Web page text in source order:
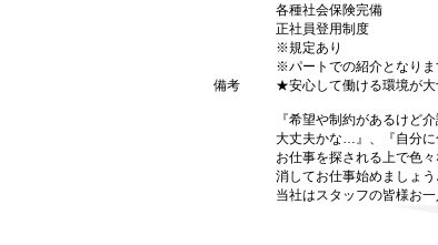
各種社会保険完備
正社員登用制度
※規定あり
※パートでの紹介となりま
備考
★安心して働ける環境が
『希望や制約があるけど
大丈夫かな…』、『自分に
お仕事を探される上で色
消してお仕事始めましょう
当社はスタッフの皆様お